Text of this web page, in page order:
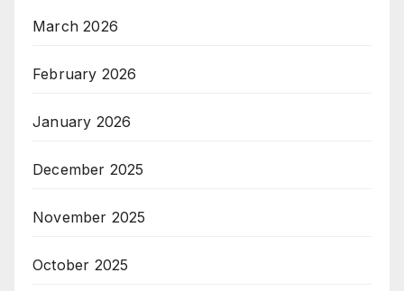
March 2026
February 2026
January 2026
December 2025
November 2025
October 2025